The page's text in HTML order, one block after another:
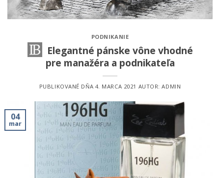
PODNIKANIE
Elegantné pánske vône vhodné
pre manažéra a podnikateľa
PUBLIKOVANÉ DŇA 4. MARCA 2021 AUTOR:ADMIN
04
mar